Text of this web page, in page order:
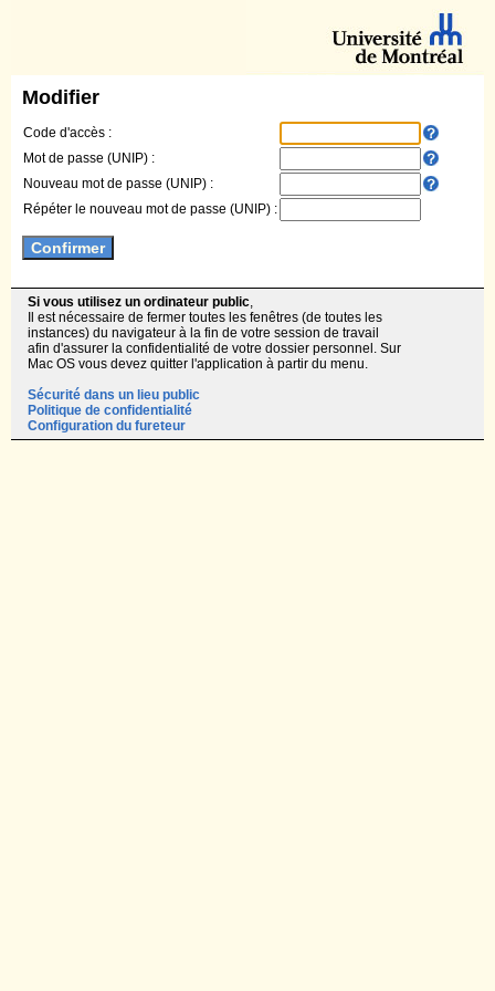
Modifier
Code d'accès :
Mot de passe (UNIP) :
Nouveau mot de passe (UNIP) :
Répéter le nouveau mot de passe (UNIP) :
Si vous utilisez un ordinateur public,
Il est nécessaire de fermer toutes les fenêtres (de toutes les
instances) du navigateur à la fin de votre session de travail
afin d'assurer la confidentialité de votre dossier personnel. Sur
Mac OS vous devez quitter l'application à partir du menu.
Sécurité dans un lieu public
Politique de confidentialité
Configuration du fureteur